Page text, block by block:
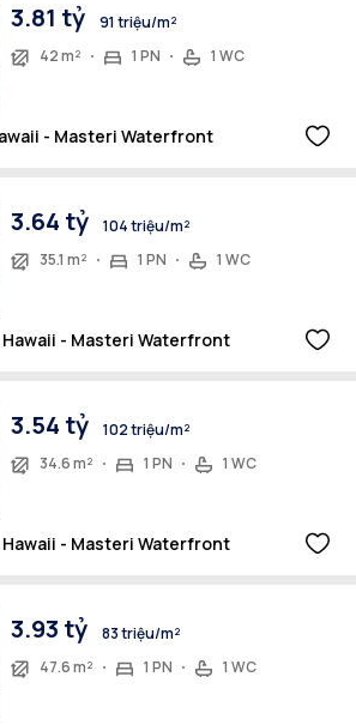
3.81 tỷ
91 triệu/m²
42 m²
1 PN 1 WC
- Masteri Waterfront
3.64 tỷ
104 triệu/m²
35.1 m²
1 PN 1 WC
- Masteri Waterfront
3.54 tỷ
102 triệu/m²
34.6 m²
1 PN 1 WC
- Masteri Waterfront
3.93 tỷ
83 triệu/m²
47.6 m²
1 PN 1 WC